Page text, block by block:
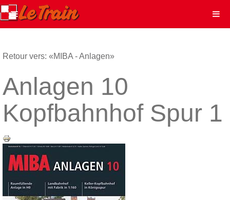
Retour vers: «MIBA - Anlagen»
Anlagen 10
Kopfbahnhof Spur 1